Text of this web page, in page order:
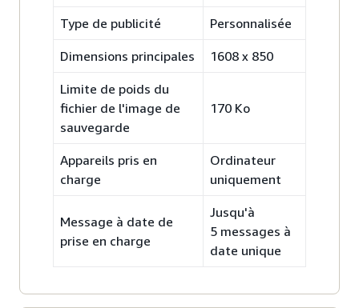
Type de publicité Personnalisée
Dimensions principales 1608 x 850
Limite de poids du
fichier de l'image de
sauvegarde
170 Ko
Appareils pris en
charge
Ordinateur
uniquement
Message à date de
prise en charge
Jusqu'à
5 messages à
date unique